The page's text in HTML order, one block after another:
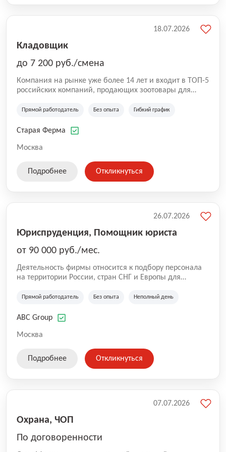
Кладовщик
до 7 200 руб./смена
Компания на рынке уже более 14 лет и входит в ТОП-5
российских компаний, продающих зоотовары для
компания владеет 5 розничными магазинами, а также
России (Wildberries, Ozon, Яндекс. Маркет и
на глобальной доставке товаров по всей территории
SKU, премиальные бренды кормов и собственные
Прямой работодатель Без опыта Гибкий график
Старая Ферма
Москва
18.07.2026
Подробнее Откликнуться
Юриспруденция, Помощник юриста
от 90 000 руб./мес.
Деятельность фирмы относится к подбору персонала
на территории России, стран СНГ и Европы для
культуре и развлечениям, информационным
Прямой работодатель Без опыта Неполный день
ABC Group
Москва
26.07.2026
Подробнее Откликнуться
Охрана, ЧОП
По договоренности
07.07.2026